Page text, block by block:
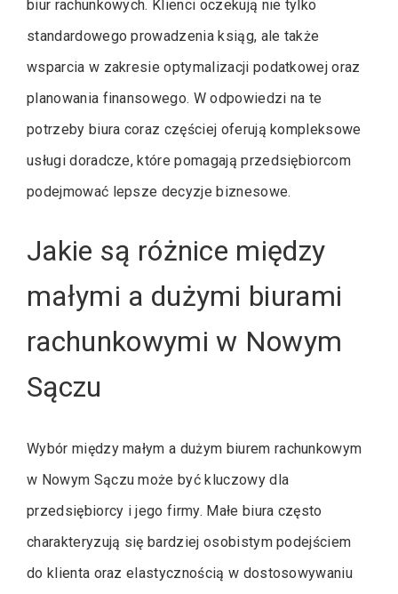
biur rachunkowych. Klienci oczekują nie tylko
standardowego prowadzenia ksiąg, ale także
wsparcia w zakresie optymalizacji podatkowej oraz
planowania finansowego. W odpowiedzi na te
potrzeby biura coraz częściej oferują kompleksowe
usługi doradcze, które pomagają przedsiębiorcom
podejmować lepsze decyzje biznesowe.
Jakie są różnice między
małymi a dużymi biurami
rachunkowymi w Nowym
Sączu
Wybór między małym a dużym biurem rachunkowym
w Nowym Sączu może być kluczowy dla
przedsiębiorcy i jego firmy. Małe biura często
charakteryzują się bardziej osobistym podejściem
do klienta oraz elastycznością w dostosowywaniu